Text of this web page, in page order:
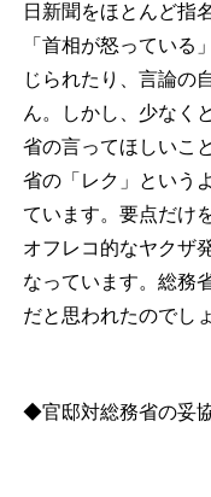
日新聞をほとんど指
「首相が怒っている
じられたり、言論の
ん。しかし、少なく
省の言ってほしいこ
省の「レク」という
ています。要点だけ
オフレコ的なヤクザ
なっています。総務
だと思われたのでし
◆官邸対総務省の妥